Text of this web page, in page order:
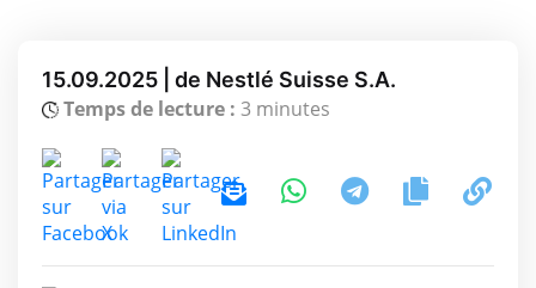
15.09.2025 | de Nestlé Suisse S.A.
Temps de lecture : 3 minutes